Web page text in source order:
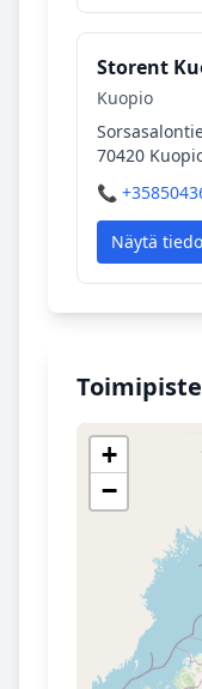
Storent
Kuopio
70420
📞
Näytä
+
−